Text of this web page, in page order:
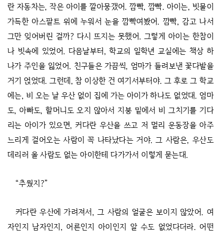
란 자동차는, 작은 아이를 깔아뭉갰어. 깜빡, 깜빡. 아이는, 빗물이
가득한 아스팔트 위에 누워서 눈을 깜빡여봤어. 깜빡, 감고 나서
그만 잊어버린 걸까? 다시 뜨지는 못했어. 그렇게 아이는 한참이
나 빗속에 있었어. 다음날부터, 학교의 일학년 교실에는 책상 하
나가 주인을 잃었어. 친구들은 가끔씩, 엄마가 들려보낸 꽃다발을
거기 얹었대. 그런데, 참 이상한 건 여기서부터야. 그 후로 그 학교
에는, 비 오는 날 우산 없이 집에 가는 아이가 하나도 없었대. 엄마
도, 아빠도, 할머니도 오지 않아서 지붕 밑에서 비 그치기를 기다
리는 아이가 있으면, 커다란 우산을 쓰고 저 멀리 운동장을 아주
느리게 걸어오는 사람이 꼭 나타났다는 거야. 그 사람은, 우산도
데리러 올 사람도 없는 아이한테 다가가서 이렇게 묻는대.
“추웠지?”
커다란 우산에 가려져서, 그 사람의 얼굴은 보이지 않았어. 여
자인지 남자인지, 어른인지 아이인지 알 수도 없었다더라. 어떤